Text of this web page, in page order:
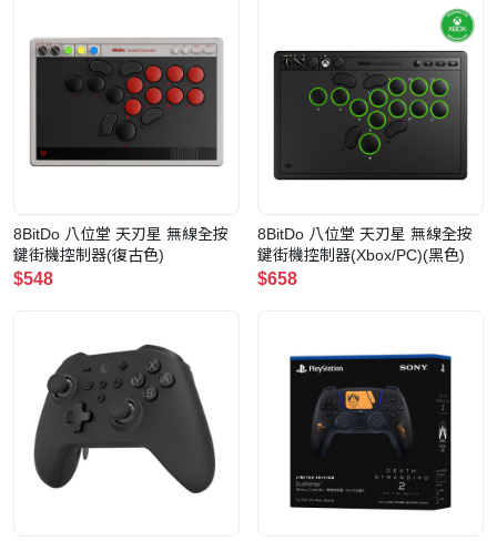
8BitDo 八位堂 天刃星 無線全按
鍵街機控制器(復古色)
$548
8BitDo 八位堂 天刃星 無線全按
鍵街機控制器(Xbox/PC)(黑色)
$658